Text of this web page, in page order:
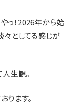
っ！2026年から始
々としてる感じが
生観。
ります。